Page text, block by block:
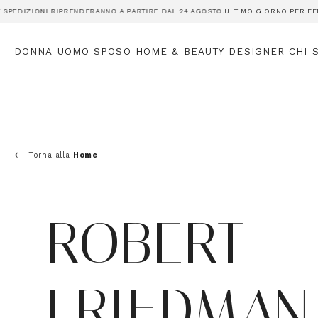
RIPRENDERANNO A PARTIRE DAL 24 AGOSTO.ULTIMO GIORNO PER
DONNA UOMO SPOSO HOME & BEAUTY DESIGNER CHI
ROBERT
Torna alla Home